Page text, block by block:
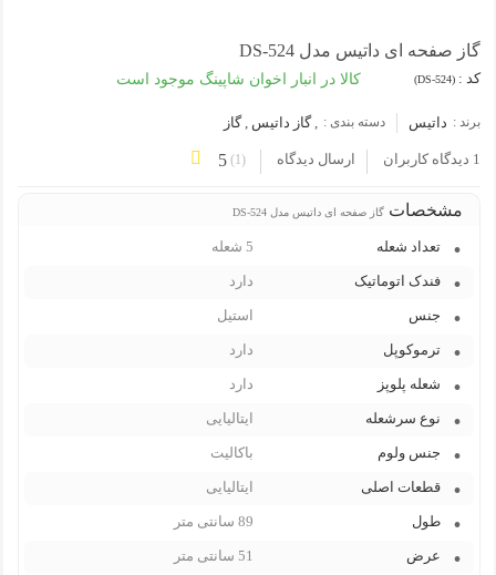
گاز صفحه ای داتیس مدل DS-524
کد : (DS-524) کالا در انبار اخوان شاپینگ موجود است
برند : داتیس دسته بندی : ,گاز داتیس ,گاز
1 دیدگاه کاربران ارسال دیدگاه (
1
)
5
مشخصات گاز صفحه ای داتیس مدل DS-524
تعداد شعله 5 شعله
فندک اتوماتیک دارد
جنس استیل
ترموکوپل دارد
شعله پلوپز دارد
نوع سرشعله ایتالیایی
جنس ولوم باکالیت
قطعات اصلی ایتالیایی
طول 89 سانتی متر
عرض 51 سانتی متر